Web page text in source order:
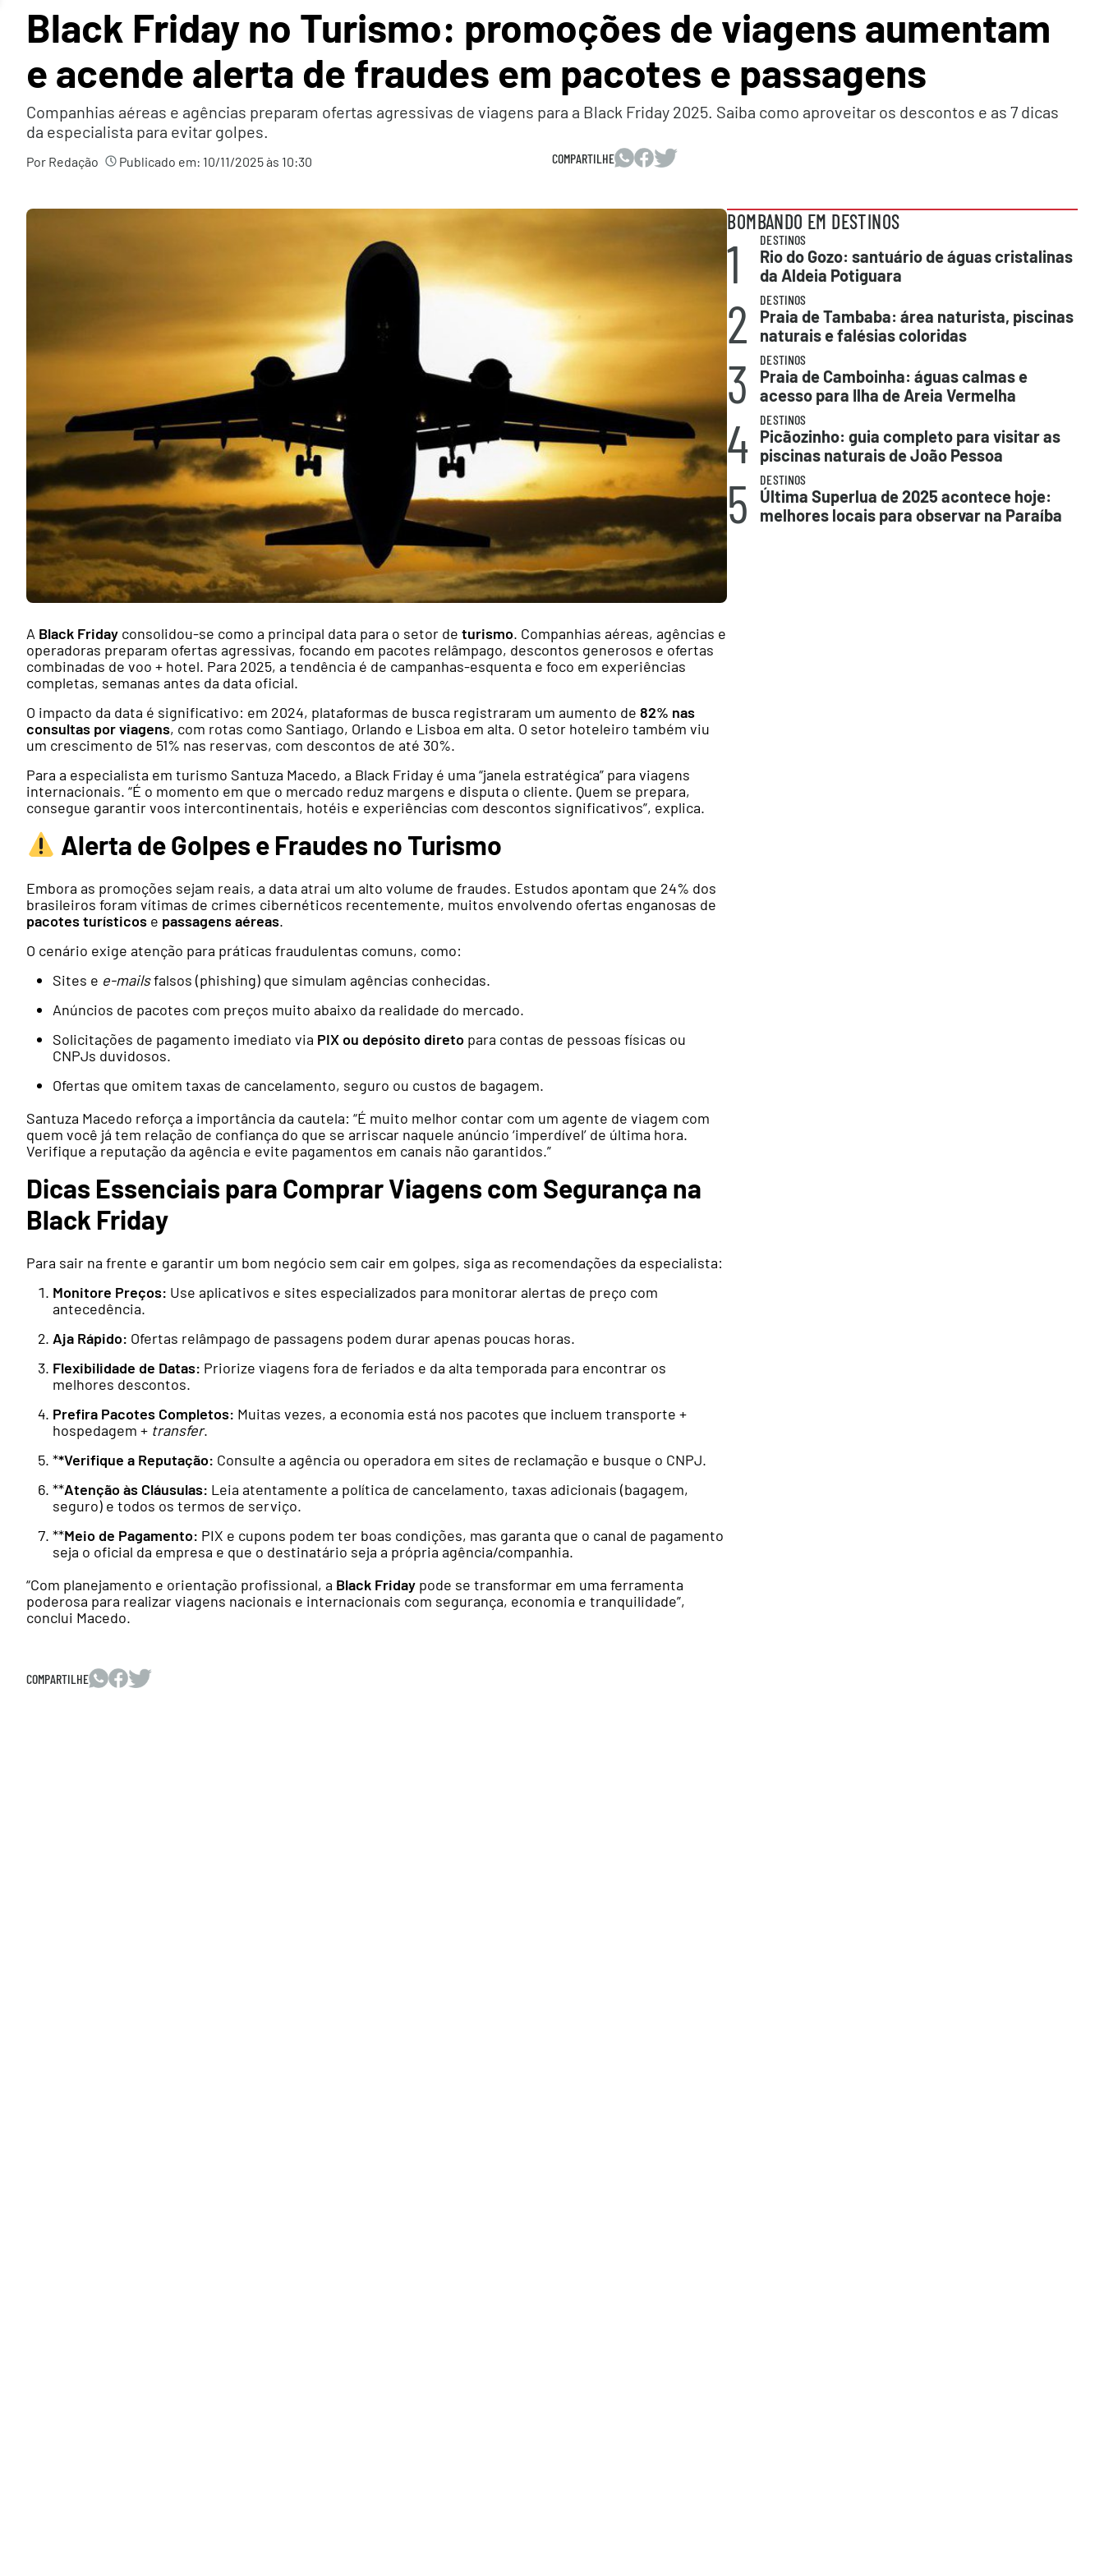
Black Friday no Turismo: promoções de viagens aumentam
e acende alerta de fraudes em pacotes e passagens
Companhias aéreas e agências preparam ofertas agressivas de viagens para a Black Friday 2025. Saiba como aproveitar os descontos e as 7 dicas
da especialista para evitar golpes.
Por Redação Publicado em: 10/11/2025 às 10:30 COMPARTILHE
A Black Friday consolidou-se como a principal data para o setor de turismo. Companhias aéreas, agências e
operadoras preparam ofertas agressivas, focando em pacotes relâmpago, descontos generosos e ofertas
combinadas de voo + hotel. Para 2025, a tendência é de campanhas-esquenta e foco em experiências
completas, semanas antes da data oficial.
O impacto da data é significativo: em 2024, plataformas de busca registraram um aumento de 82% nas
consultas por viagens, com rotas como Santiago, Orlando e Lisboa em alta. O setor hoteleiro também viu
um crescimento de 51% nas reservas, com descontos de até 30%.
Para a especialista em turismo Santuza Macedo, a Black Friday é uma “janela estratégica” para viagens
internacionais. “É o momento em que o mercado reduz margens e disputa o cliente. Quem se prepara,
consegue garantir voos intercontinentais, hotéis e experiências com descontos significativos”, explica.
Alerta de Golpes e Fraudes no Turismo
Embora as promoções sejam reais, a data atrai um alto volume de fraudes. Estudos apontam que 24% dos
brasileiros foram vítimas de crimes cibernéticos recentemente, muitos envolvendo ofertas enganosas de
pacotes turísticos e passagens aéreas.
O cenário exige atenção para práticas fraudulentas comuns, como:
Sites e e-mailsfalsos (phishing) que simulam agências conhecidas.
Anúncios de pacotes com preços muito abaixo da realidade do mercado.
Solicitações de pagamento imediato via PIX ou depósito direto para contas de pessoas físicas ou
CNPJs duvidosos.
Ofertas que omitem taxas de cancelamento, seguro ou custos de bagagem.
Santuza Macedo reforça a importância da cautela: “É muito melhor contar com um agente de viagem com
quem você já tem relação de confiança do que se arriscar naquele anúncio ‘imperdível’ de última hora.
Verifique a reputação da agência e evite pagamentos em canais não garantidos.”
Dicas Essenciais para Comprar Viagens com Segurança na
Black Friday
Para sair na frente e garantir um bom negócio sem cair em golpes, siga as recomendações da especialista:
Monitore Preços: Use aplicativos e sites especializados para monitorar alertas de preço com
antecedência.
Aja Rápido: Ofertas relâmpago de passagens podem durar apenas poucas horas.
Flexibilidade de Datas: Priorize viagens fora de feriados e da alta temporada para encontrar os
melhores descontos.
Prefira Pacotes Completos: Muitas vezes, a economia está nos pacotes que incluem transporte +
hospedagem + transfer.
**Verifique a Reputação: Consulte a agência ou operadora em sites de reclamação e busque o CNPJ.
**Atenção às Cláusulas: Leia atentamente a política de cancelamento, taxas adicionais (bagagem,
seguro) e todos os termos de serviço.
**Meio de Pagamento: PIX e cupons podem ter boas condições, mas garanta que o canal de pagamento
seja o oficial da empresa e que o destinatário seja a própria agência/companhia.
“Com planejamento e orientação profissional, a Black Friday pode se transformar em uma ferramenta
poderosa para realizar viagens nacionais e internacionais com segurança, economia e tranquilidade”,
conclui Macedo.
COMPARTILHE
BOMBANDO EM DESTINOS
1 DESTINOS
Rio do Gozo: santuário de águas cristalinas
da Aldeia Potiguara
2 DESTINOS
Praia de Tambaba: área naturista, piscinas
naturais e falésias coloridas
3 DESTINOS
Praia de Camboinha: águas calmas e
acesso para Ilha de Areia Vermelha
4 DESTINOS
Picãozinho: guia completo para visitar as
piscinas naturais de João Pessoa
5 DESTINOS
Última Superlua de 2025 acontece hoje:
melhores locais para observar na Paraíba